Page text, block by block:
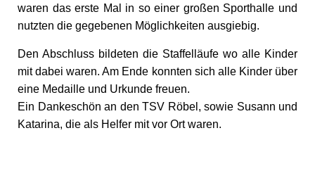
waren das erste Mal in so einer großen Sporthalle und
nutzten die gegebenen Möglichkeiten ausgiebig.
Den Abschluss bildeten die Staffelläufe wo alle Kinder
mit dabei waren. Am Ende konnten sich alle Kinder über
eine Medaille und Urkunde freuen.
Ein Dankeschön an den TSV Röbel, sowie Susann und
Katarina, die als Helfer mit vor Ort waren.